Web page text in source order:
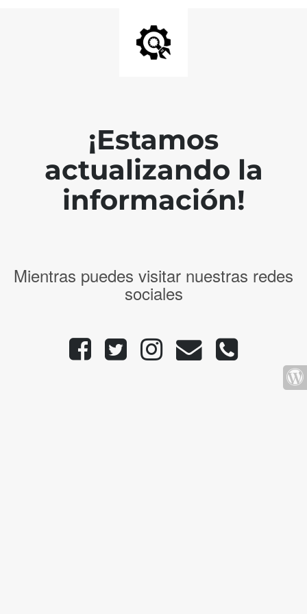
¡Estamos
actualizando la
información!
Mientras puedes visitar nuestras redes
sociales